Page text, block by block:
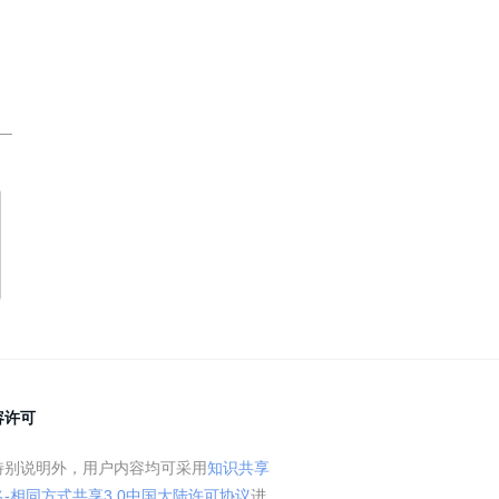
许可
别说明外，用户内容均可采用知识共享